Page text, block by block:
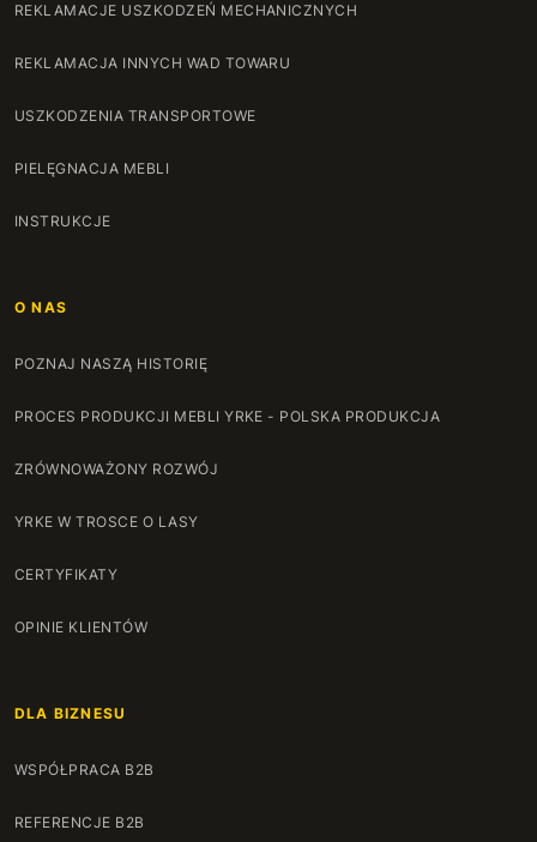
REKLAMACJE USZKODZEŃ MECHANICZNYCH
REKLAMACJA INNYCH WAD TOWARU
USZKODZENIA TRANSPORTOWE
PIELĘGNACJA MEBLI
INSTRUKCJE
O NAS
POZNAJ NASZĄ HISTORIĘ
PROCES PRODUKCJI MEBLI YRKE - POLSKA PRODUKCJA
ZRÓWNOWAŻONY ROZWÓJ
YRKE W TROSCE O LASY
CERTYFIKATY
OPINIE KLIENTÓW
DLA BIZNESU
WSPÓŁPRACA B2B
REFERENCJE B2B